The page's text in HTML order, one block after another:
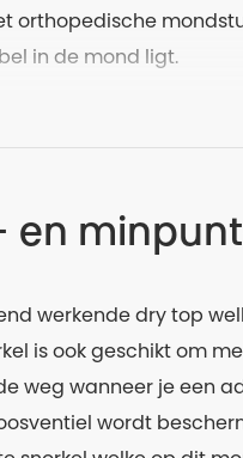
orthopedische
in de mond ligt.
en
werkende dry top
is ook geschikt om
weg wanneer je een
wordt